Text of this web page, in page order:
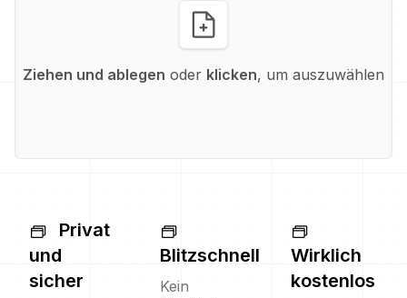
Ziehen und ablegen oder klicken, um auszuwählen
Privat
und
sicher
Blitzschnell
Kein
Wirklich
kostenlos